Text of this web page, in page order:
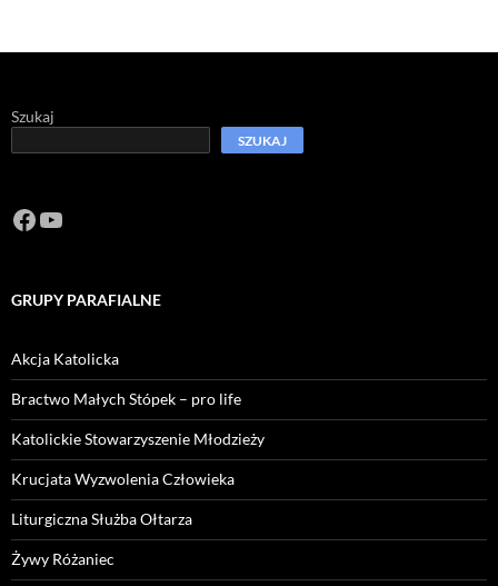
Szukaj
SZUKAJ
Facebook
https://www.youtube.com/channel/
GRUPY PARAFIALNE
Akcja Katolicka
Bractwo Małych Stópek – pro life
Katolickie Stowarzyszenie Młodzieży
Krucjata Wyzwolenia Człowieka
Liturgiczna Służba Ołtarza
Żywy Różaniec